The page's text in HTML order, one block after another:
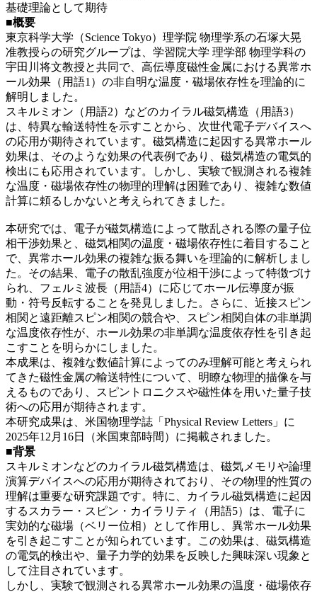
基礎理論として期待
■概要
東京科学大学（Science Tokyo）理学院 物理学系の石塚大晃
准教授らの研究グループは、学習院大学 理学部 物理学科の
宇田川将文教授と共同で、高伝導度磁性金属における異常ホ
ール効果（用語1）の非自明な温度・磁場依存性を理論的に
解明しました。
スキルミオン（用語2）などのカイラル磁気構造（用語3）
は、特異な輸送特性を示すことから、次世代電子デバイスへ
の応用が期待されています。磁気構造に起因する異常ホール
効果は、そのような効果の代表例であり、磁気構造の電気的
検出にも応用されています。しかし、実験で観測される複雑
な温度・磁場依存性の物理的理解は困難であり、複雑な数値
計算に頼るしかないと考えられてきました。
本研究では、電子が磁気構造によって散乱される際の量子位
相干渉効果と、磁気相関の温度・磁場依存性に着目すること
で、異常ホール効果の複雑な振る舞いを理論的に解析しまし
た。その結果、電子の散乱強度が位相干渉によって特徴づけ
られ、フェルミ波長（用語4）に応じてホール伝導度が振
動・符号反転することを発見しました。さらに、近接スピン
相関と遠距離スピン相関の競合や、スピン相関自体の非単調
な温度依存性が、ホール効果の非単調な温度依存性を引き起
こすことを明らかにしました。
本成果は、複雑な数値計算によってのみ理解可能と考えられ
てきた磁性金属の輸送特性について、明瞭な物理的描像を与
えるものであり、スピントロニクスや磁性体を用いた量子技
術への応用が期待されます。
本研究成果は、米国物理学誌「Physical Review Letters」に
2025年12月16日（米国東部時間）に掲載されました。
■背景
スキルミオンなどのカイラル磁気構造は、磁気メモリや論理
演算デバイスへの応用が期待されており、その物理的性質の
理解は重要な研究課題です。特に、カイラル磁気構造に起因
するスカラー・スピン・カイラリティ（用語5）は、電子に
実効的な磁場（ベリー位相）として作用し、異常ホール効果
を引き起こすことが知られています。この効果は、磁気構造
の電気的検出や、量子力学的効果を反映した興味深い現象と
して注目されています。
しかし、実験で観測される異常ホール効果の温度・磁場依存